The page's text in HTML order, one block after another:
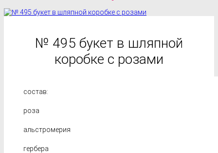
№ 495 букет в шляпной
коробке с розами
состав:
роза
альстромерия
гербера